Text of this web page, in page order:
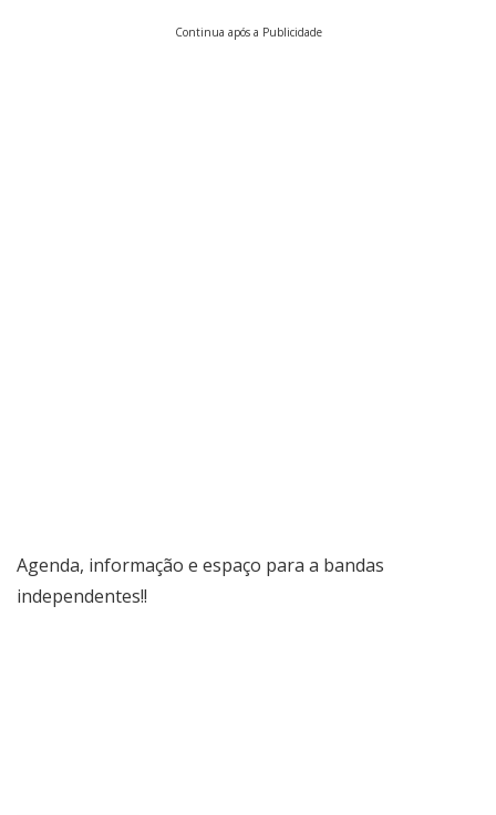
Continua após a Publicidade
Agenda, informação e espaço para a bandas
independentes!!